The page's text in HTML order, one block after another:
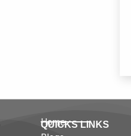
QUICKS LINKS
Home